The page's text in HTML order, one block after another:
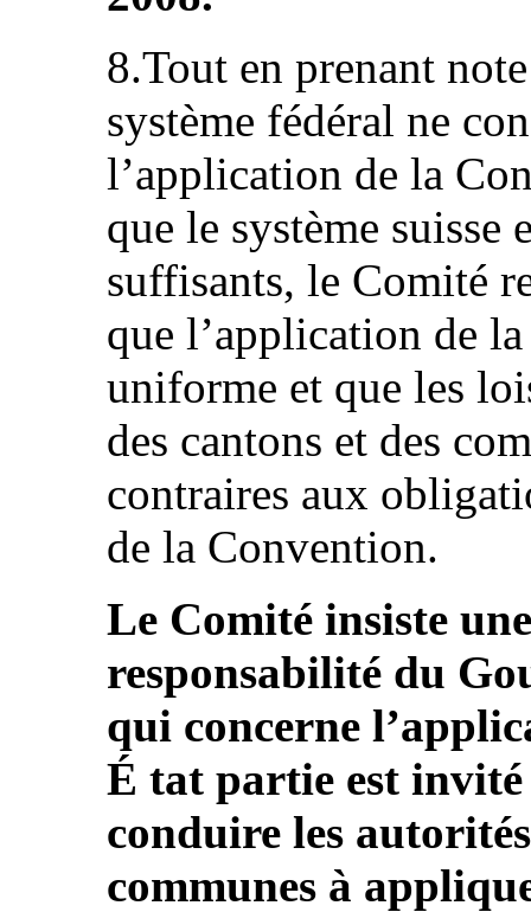
8.Tout en prenant
système fédéral ne
l’application de la
que le système suisse
suffisants, le Comité
que l’application de
uniforme et que les
des cantons et des
contraires aux
de la Convention.
Le Comité insiste
responsabilité du
qui concerne
É tat partie est
conduire les
communes à